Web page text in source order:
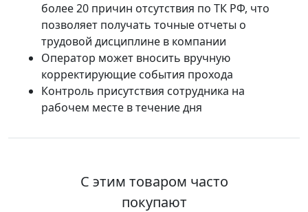
более 20 причин отсутствия по ТК РФ, что
позволяет получать точные отчеты о
трудовой дисциплине в компании
Оператор может вносить вручную
корректирующие события прохода
Контроль присутствия сотрудника на
рабочем месте в течение дня
С этим товаром часто
покупают